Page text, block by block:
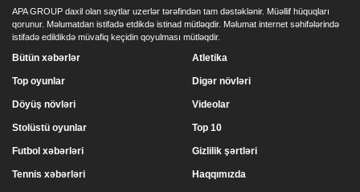
APA GROUP daxil olan saytlar uzerlər tərəfindən tam dəstəklənir. Müəllif hüquqları
qorunur. Məlumatdan istifadə etdikdə istinad mütləqdir. Məlumat internet səhifələrində
istifadə edildikdə müvafiq keçidin qoyulması mütləqdir.
Bütün xəbərlər
Top oyunlar
Döyüş növləri
Stolüstü oyunlar
Atletika
Digər növləri
Videolar
Top 10
Futbol xəbərləri
Tennis xəbərləri
Gizlilik şərtləri
Haqqımızda